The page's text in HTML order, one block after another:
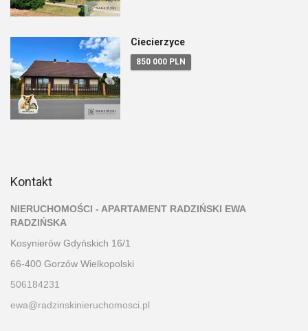
Ciecierzyce
850 000 PLN
Kontakt
NIERUCHOMOŚCI - APARTAMENT RADZIŃSKI EWA
RADZIŃSKA
Kosynierów Gdyńskich 16/1
66-400 Gorzów Wielkopolski
506184231
ewa@radzinskinieruchomosci.pl